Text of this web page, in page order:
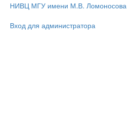
НИВЦ МГУ имени М.В. Ломоносова
Вход для администратора